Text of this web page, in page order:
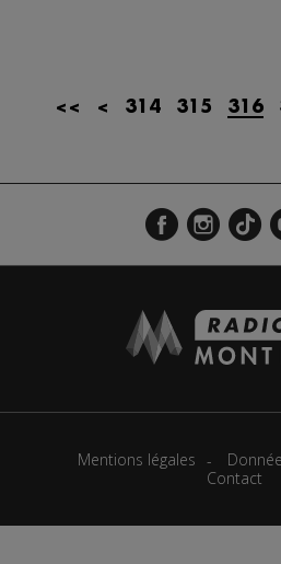
<< < 314 315 316
Mentions légales
Contact